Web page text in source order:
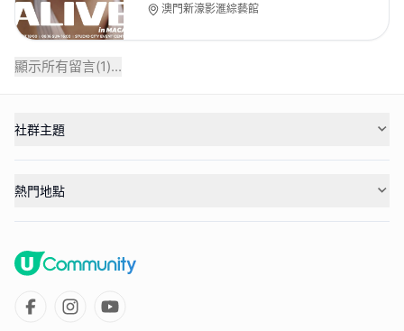
澳門新濠影滙綜藝館
顯示所有留言(1)...
社群主題
熱門地點